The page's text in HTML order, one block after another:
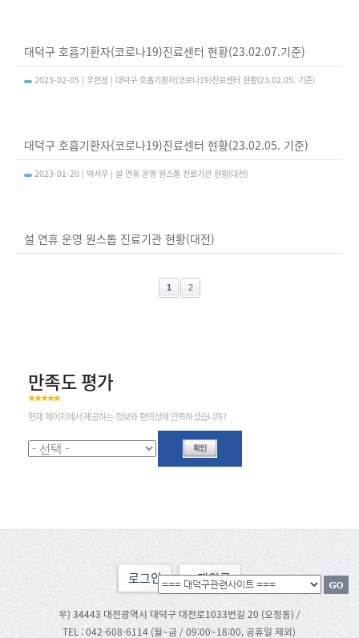
대덕구 호흡기환자(코로나19)진료센터 현황(23.02.07.기준)
2023-02-05 | 우헌정 | 대덕구 호흡기환자(코로나19)진료센터 현황(23.02.05. 기준)
대덕구 호흡기환자(코로나19)진료센터 현황(23.02.05. 기준)
2023-01-20 | 박서우 | 설 연휴 운영 원스톱 진료기관 현황(대전)
설 연휴 운영 원스톱 진료기관 현황(대전)
1 2
만족도 평가
현재 페이지에서 제공하는 정보와 편의성에 만족하셨습니까?
로그인 맨위로
우) 34443 대전광역시 대덕구 대전로1033번길 20 (오정동) /
TEL : 042-608-6114 (월~금 / 09:00~18:00, 공휴일 제외)